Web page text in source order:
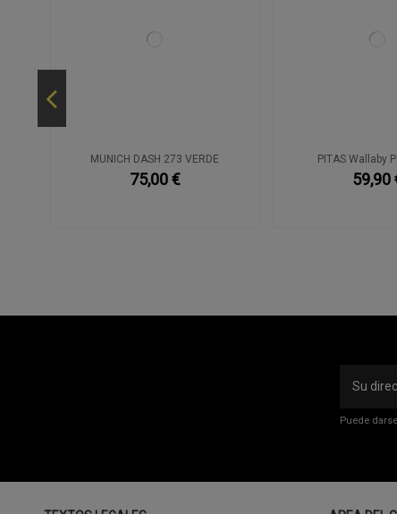
MUNICH DASH 273 VERDE
75,00 €
PITAS Wallaby
59,90
Puede